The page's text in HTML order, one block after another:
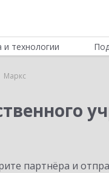
технологии
Маркс
партнёра и